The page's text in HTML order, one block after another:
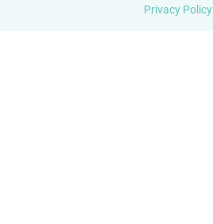
Privacy Policy